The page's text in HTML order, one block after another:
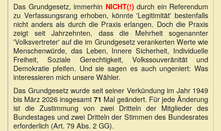
Das Grundgesetz, immerhin NICHT(!) durch ein Referendum
zu Verfassungsrang erhoben, könnte 'Legitimität' bestenfalls
nicht anders als durch die Praxis erlangen. Doch die Praxis
zeigt seit Jahrzehnten, dass die Mehrheit sogenannter
'Volksvertreter' auf die im Grundgesetz verankerten Werte wie
Menschenwürde, das Leben, Innere Sicherheit, Individuelle
Freiheit, Soziale Gerechtigkeit, Volkssouveränität und
Demokratie pfeifen. Und sie sagen es auch ungeniert: Was
interessieren mich unsere Wähler.
Das Grundgesetz wurde seit seiner Verkündung im Jahr 1949
bis März 2026 insgesamt 71 Mal geändert. Für jede Änderung
ist die Zustimmung von zwei Dritteln der Mitglieder des
Bundestages und zwei Dritteln der Stimmen des Bundesrates
erforderlich (Art. 79 Abs. 2 GG).